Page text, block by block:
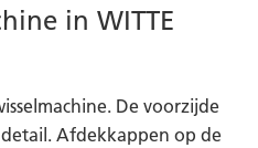
in WITTE
De voorzijde
Afdekkappen op de